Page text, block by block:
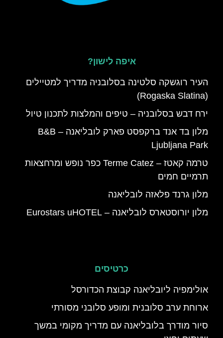
איפה לישון?
העיר רוגשקה סלטינה בסלובניה מדריך למטיילים
(Rogaska Slatina)
ירח דבש בסלובניה – טיפים והמלצות לתכנון טיול
מלון בד אנד ברקפסט פארק לובליאנה – B&B
Ljubljana Park
טרמה קאטז – Terme Catez כפר נופש ומרחצאות
תרמיים חמים
מלון גרנד פלאזה לובליאנה
מלון יורוסטארס לובליאנה – Eurostars uHOTEL
כרטיסים
אולימפיה ליובליאנה קבוצת הכדורסל
ארוחת ערב סלובנית ומופע סלובני מסורתי
סיור מודרך בלובליאנה עם מדריך מקומי במשך